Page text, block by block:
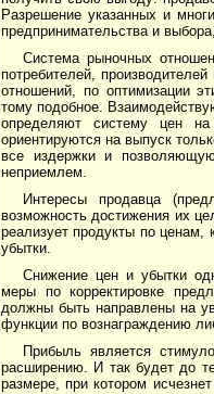
Разрешение указанных и
предпринимательства и
Система рыночных
потребителей,
отношений, по оптимизации
тому подобное.
определяют систему цен
ориентируются на выпуск
все издержки и
неприемлем.
Интересы продавца
возможность достижения их
реализует продукты по
убытки.
Снижение цен и убытки
меры по корректировке
должны быть направлены на
функции по вознаграждению
Прибыль является
расширению. И так будет до
размере, при котором